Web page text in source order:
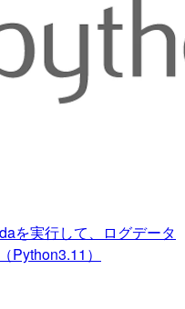
を実行して、ログデータ
Python3.11）